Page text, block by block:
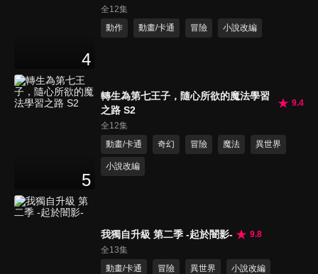
4
全12集
動作
動畫/卡通 冒險 小說改編
5
轉生為第七王子，隨心所欲的魔法學習
之路 S2
9.4
全12集
動畫/卡通
奇幻 冒險 魔法 異世界
小說改編
我獨自升級 第二季 -起於闇影-
9.8
全13集
動畫/卡通
冒險 異世界 小說改編